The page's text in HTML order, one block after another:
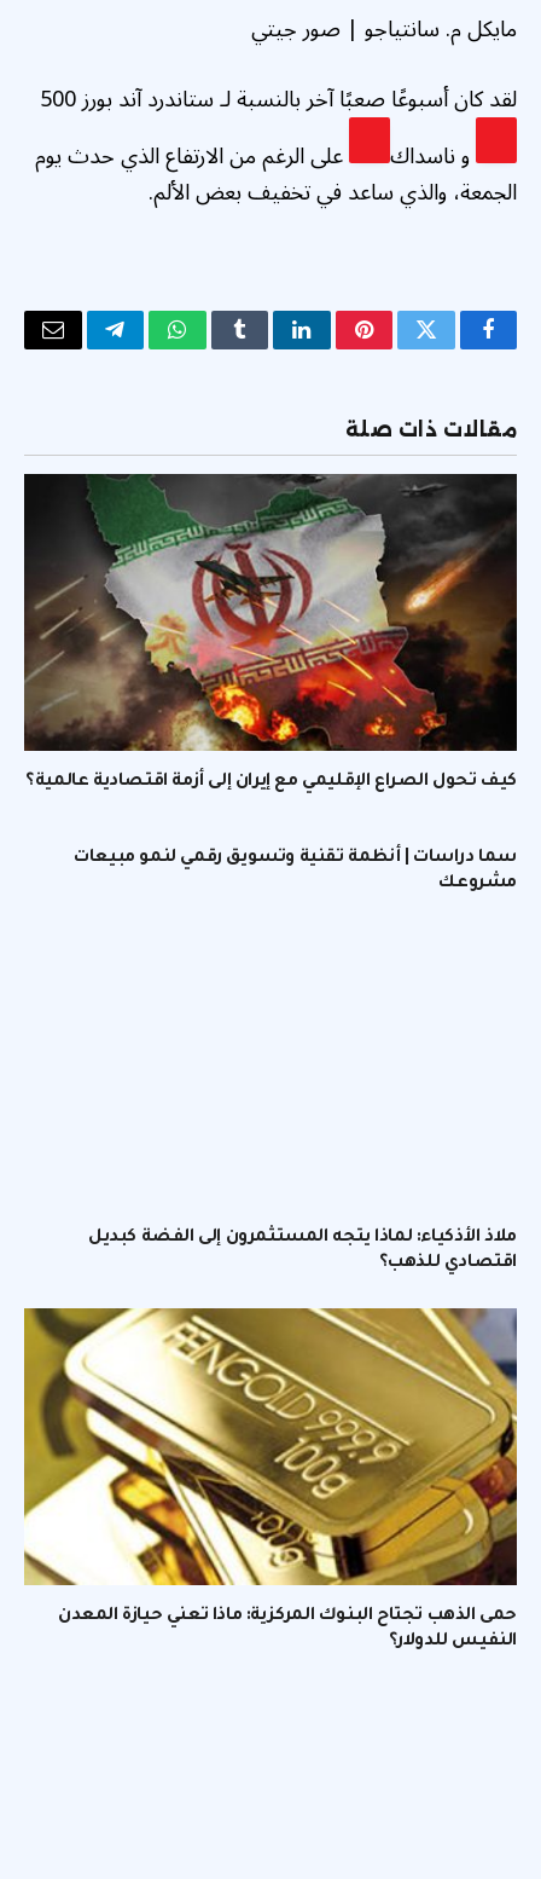
مايكل م. سانتياجو | صور جيتي
لقد كان أسبوعًا صعبًا آخر بالنسبة لـستاندرد آند بورز 500
وناسداك على الرغم من الارتفاع الذي حدث يوم
الجمعة، والذي ساعد في تخفيف بعض الألم.
فيسبوكتويتر بينتيريستلينكدإنTumblrواتسابتيلقرامالبريد
مقالات ذات صلة
كيف تحول الصراع الإقليمي مع إيران إلى أزمة اقتصادية عالمية؟
سما دراسات | أنظمة تقنية وتسويق رقمي لنمو مبيعات
مشروعك
ملاذ الأذكياء: لماذا يتجه المستثمرون إلى الفضة كبديل
اقتصادي للذهب؟
حمى الذهب تجتاح البنوك المركزية: ماذا تعني حيازة المعدن
النفيس للدولار؟